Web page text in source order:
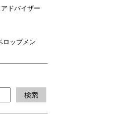
ドバイザー
ロップメン